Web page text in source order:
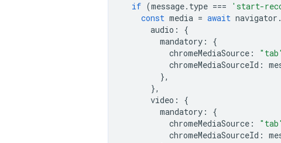
if (message. type === 'start-
const media = await navigator .
audio :
{
mandatory :
{
chromeMediaSource :
chromeMediaSourceId :
},
},
video :
{
mandatory :
{
chromeMediaSource :
chromeMediaSourceId :